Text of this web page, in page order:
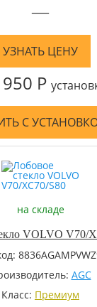
—
УЗНАТЬ ЦЕНУ
Р
С
на складе
VOLVO V70/
AGC
Класс: Премиум